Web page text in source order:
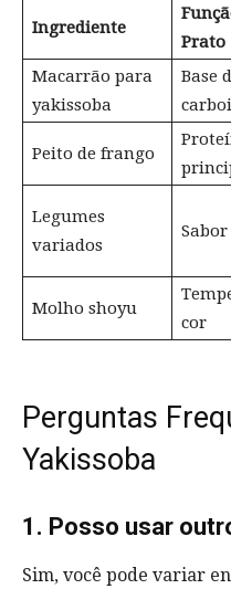
Ingrediente
Prato
Macarrão para
yakissoba
Base
Peito de frango
Legumes
variados
Molho shoyu
cor
Perguntas
Yakissoba
1. Posso usar
Sim, você pode variar